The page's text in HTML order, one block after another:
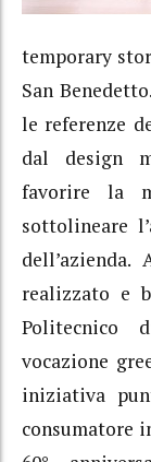
temporary
San
le referenze
dal design
favorire la
sottolineare
realizzato e
Politecnico
vocazione
iniziativa
consumatore